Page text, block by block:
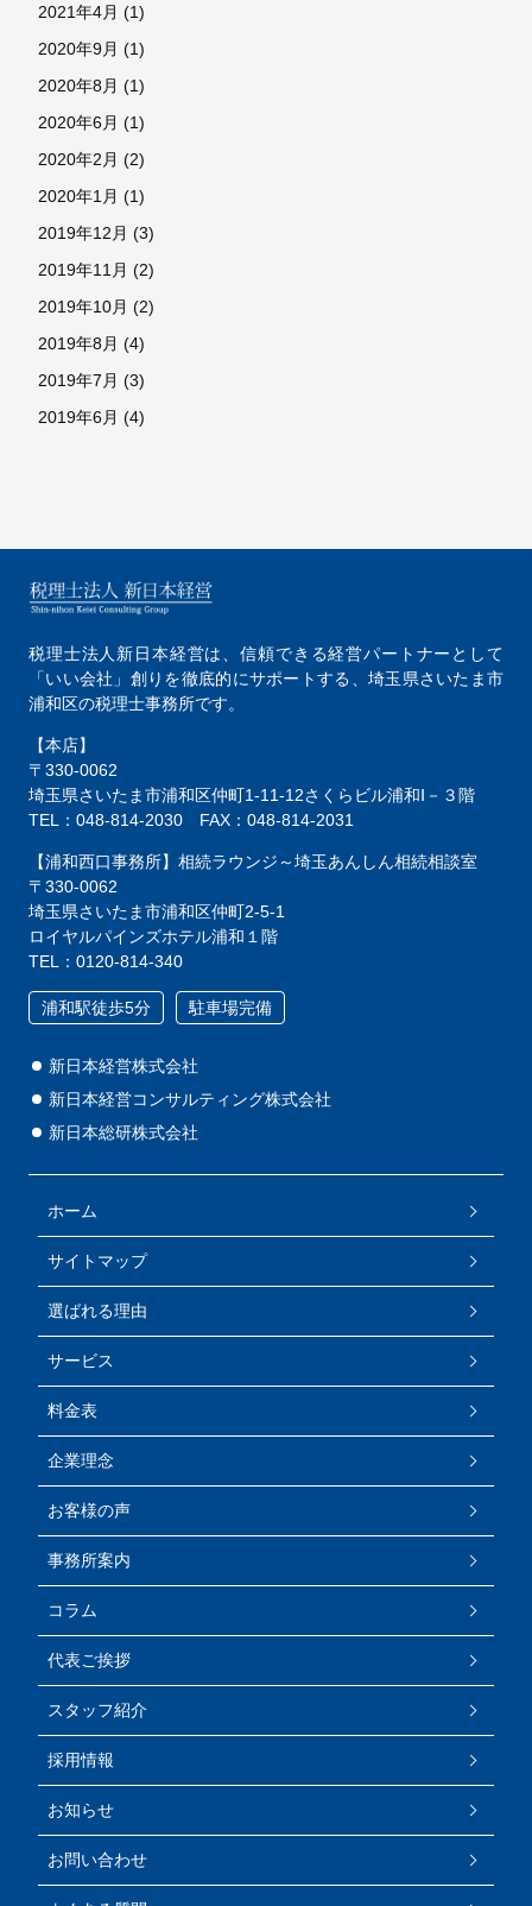
2021年4月 (1)
2020年9月 (1)
2020年8月 (1)
2020年6月 (1)
2020年2月 (2)
2020年1月 (1)
2019年12月 (3)
2019年11月 (2)
2019年10月 (2)
2019年8月 (4)
2019年7月 (3)
2019年6月 (4)
税理士法人新日本経営は、信頼できる経営パートナーとして
「いい会社」創りを徹底的にサポートする、 埼玉県さいたま市
浦和区の税理士事務所です。
【本店】
〒330-0062
埼玉県さいたま市浦和区仲町1-11-12さくらビル浦和Ⅰ－３階
TEL：048-814-2030
FAX：048-814-2031
【浦和西口事務所】相続ラウンジ～埼玉あんしん相続相談室
〒330-0062
埼玉県さいたま市浦和区仲町2-5-1
ロイヤルパインズホテル浦和１階
TEL：0120-814-340
浦和駅徒歩5分 駐車場完備
新日本経営株式会社
新日本経営コンサルティング株式会社
新日本総研株式会社
ホーム
サイトマップ
選ばれる理由
サービス
料金表
企業理念
お客様の声
事務所案内
コラム
代表ご挨拶
スタッフ紹介
採用情報
お知らせ
お問い合わせ